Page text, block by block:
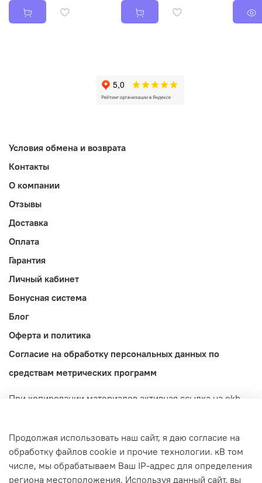
Условия обмена и возврата
Контакты
О компании
Отзывы
Доставка
Оплата
Гарантия
Личный кабинет
Бонусная система
Блог
Оферта и политика
Согласие на обработку персональных данных по
средствам метрических программ
При копировании материалов активная ссылка на ekb-
информационный характер и ни при каких условиях не
является публичной офертой, определяемой
положениями Статьи 437 (2) Гражданского кодекса
Продолжая использовать наш сайт, я даю согласие на
обработку файлов cookie и прочие технологии. кВ том
числе, мы обрабатываем Ваш IP-адрес для определения
региона местоположения. Используя данный сайт, вы